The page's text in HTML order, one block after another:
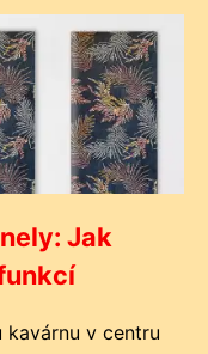
Jak
kavárnu v centru